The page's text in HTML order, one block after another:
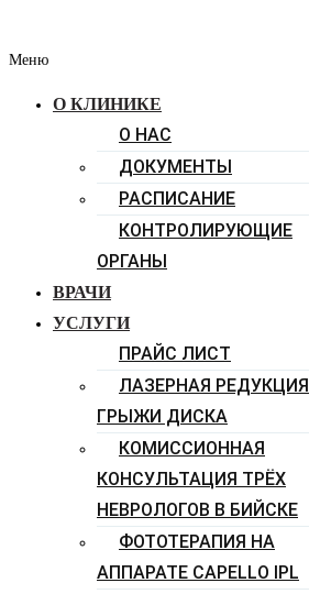
Меню
О КЛИНИКЕ
О НАС
ДОКУМЕНТЫ
РАСПИСАНИЕ
КОНТРОЛИРУЮЩИЕ
ОРГАНЫ
ВРАЧИ
УСЛУГИ
ПРАЙС ЛИСТ
ЛАЗЕРНАЯ РЕДУКЦИЯ
ГРЫЖИ ДИСКА
КОМИССИОННАЯ
КОНСУЛЬТАЦИЯ ТРЁХ
НЕВРОЛОГОВ В БИЙСКЕ
ФОТОТЕРАПИЯ НА
АППАРАТЕ CAPELLO IPL